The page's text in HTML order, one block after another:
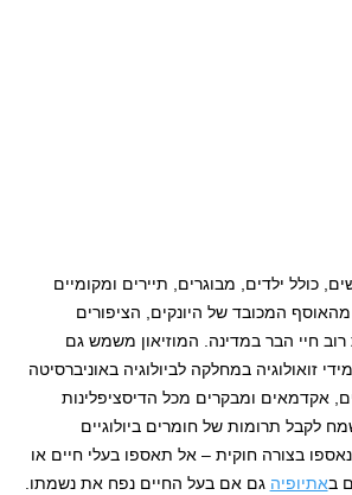
כולל ילדים, מבוגרים, תיירים ומקומיים
מהאוסף המכובד של היונקים, הציפורים
חיי הבר במדינה. המוזיאון משמש גם
זואולוגיה במחלקה לביולוגיה באוניברסיטה
אקדמאים ומבקרים מכל הדיסציפלינות
לקבל תרומות של חומרים ביולוגיים
בצורה חוקית – אל תאספו בעלי חיים או
באתיופיה גם אם בעל החיים נפח את נשמתו.